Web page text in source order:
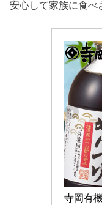
安心して家族に食べ
寺岡有